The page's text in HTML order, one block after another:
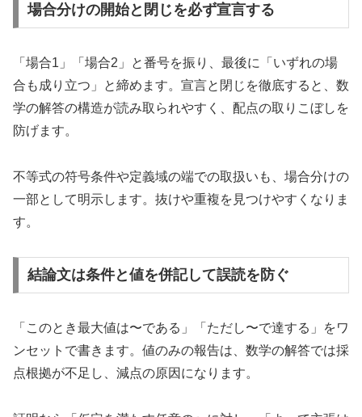
場合分けの開始と閉じを必ず宣言する
「場合1」「場合2」と番号を振り、最後に「いずれの場
合も成り立つ」と締めます。宣言と閉じを徹底すると、数
学の解答の構造が読み取られやすく、配点の取りこぼしを
防げます。
不等式の符号条件や定義域の端での取扱いも、場合分けの
一部として明示します。抜けや重複を見つけやすくなりま
す。
結論文は条件と値を併記して誤読を防ぐ
「このとき最大値は〜である」「ただし〜で達する」をワ
ンセットで書きます。値のみの報告は、数学の解答では採
点根拠が不足し、減点の原因になります。